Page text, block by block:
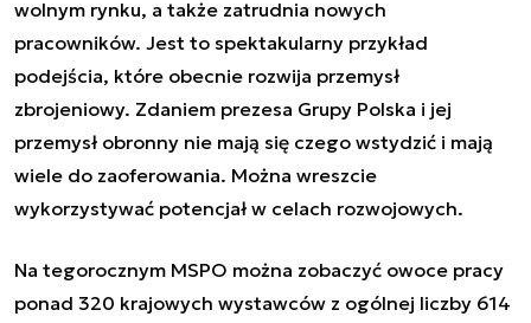
wolnym rynku, a także zatrudnia nowych
pracowników. Jest to spektakularny przykład
podejścia, które obecnie rozwija przemysł
zbrojeniowy. Zdaniem prezesa Grupy Polska i jej
przemysł obronny nie mają się czego wstydzić i mają
wiele do zaoferowania. Można wreszcie
wykorzystywać potencjał w celach rozwojowych.
Na tegorocznym MSPO można zobaczyć owoce pracy
ponad 320 krajowych wystawców z ogólnej liczby 614